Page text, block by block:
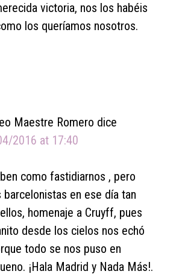
victoria, nos los habéis
los queríamos nosotros.
Maestre Romero dice
2016 at 17:40
como fastidiarnos , pero
barcelonistas en ese día tan
homenaje a Cruyff, pues
desde los cielos nos echó
todo se nos puso en
¡Hala Madrid y Nada Más!.